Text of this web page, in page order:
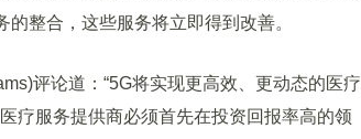
整合，这些服务将立即得到改善。
评论道：“5G将实现更高效、更动态的医疗
疗服务提供商必须首先在投资回报率高的领